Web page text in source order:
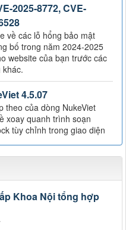
2025-8772, CVE-
về các lỗ hổng bảo mật
bố trong năm 2024-2025
website của bạn trước các
khác.
4.5.07
theo của dòng NukeViet
xoay quanh trình soạn
tùy chỉnh trong giao diện
Khoa Nội tổng hợp